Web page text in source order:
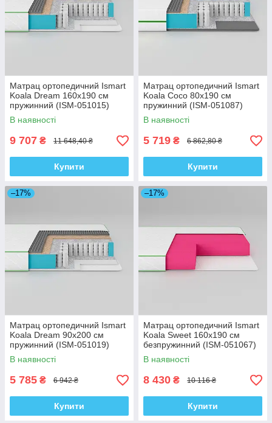
Матрац ортопедичний Ismart
Koala Dream 160х190 см
пружинний (ISM-051015)
В наявності
9 707 ₴ 11 648,40 ₴
Купити
Матрац ортопедичний Ismart
Koala Coco 80х190 см
пружинний (ISM-051087)
В наявності
5 719 ₴ 6 862,80 ₴
Купити
–17%
Матрац ортопедичний Ismart
Koala Dream 90х200 см
пружинний (ISM-051019)
В наявності
5 785 ₴ 6 942 ₴
Купити
–17%
Матрац ортопедичний Ismart
Koala Sweet 160х190 см
безпружинний (ISM-051067)
В наявності
8 430 ₴ 10 116 ₴
Купити